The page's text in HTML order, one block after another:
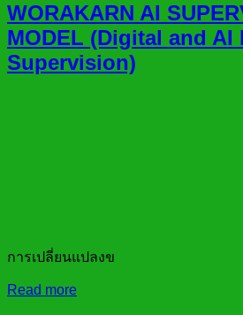
WORAKARN AI
MODEL (Digital and AI
Supervision)
การเปลี่ยนแปลงข
Read more